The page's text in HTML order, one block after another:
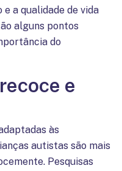
a qualidade de vida
alguns pontos
do
e
às
autistas são mais
Pesquisas